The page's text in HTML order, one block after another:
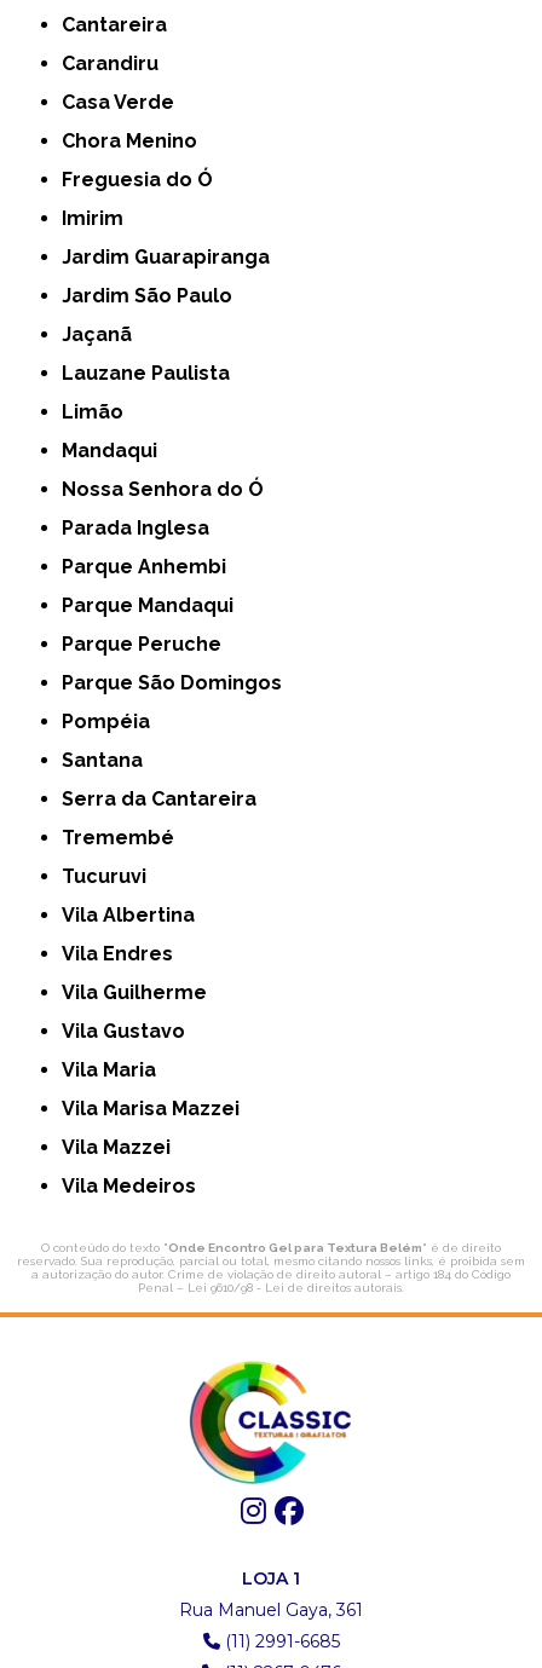
Cantareira
Carandiru
Casa Verde
Chora Menino
Freguesia do Ó
Imirim
Jardim Guarapiranga
Jardim São Paulo
Jaçanã
Lauzane Paulista
Limão
Mandaqui
Nossa Senhora do Ó
Parada Inglesa
Parque Anhembi
Parque Mandaqui
Parque Peruche
Parque São Domingos
Pompéia
Santana
Serra da Cantareira
Tremembé
Tucuruvi
Vila Albertina
Vila Endres
Vila Guilherme
Vila Gustavo
Vila Maria
Vila Marisa Mazzei
Vila Mazzei
Vila Medeiros
O conteúdo do texto "Onde Encontro Gel para Textura Belém" é de direito
reservado. Sua reprodução, parcial ou total, mesmo citando nossos links, é proibida sem
a autorização do autor. Crime de violação de direito autoral – artigo 184 do Código
Penal – Lei 9610/98 - Lei de direitos autorais
LOJA 1
Rua Manuel Gaya, 361
(11) 2991-6685